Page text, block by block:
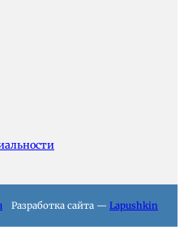
Разработка сайта — Lapushkin